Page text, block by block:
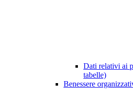
Dati relativi ai
tabelle)
Benessere